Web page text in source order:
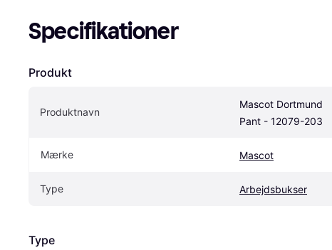
Specifikationer
Produkt
Produktnavn
Mascot Dortmund
Pant - 12079-203
Mærke Mascot
Type Arbejdsbukser
Type